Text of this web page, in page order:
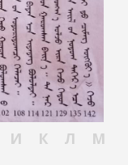
И К Л
М